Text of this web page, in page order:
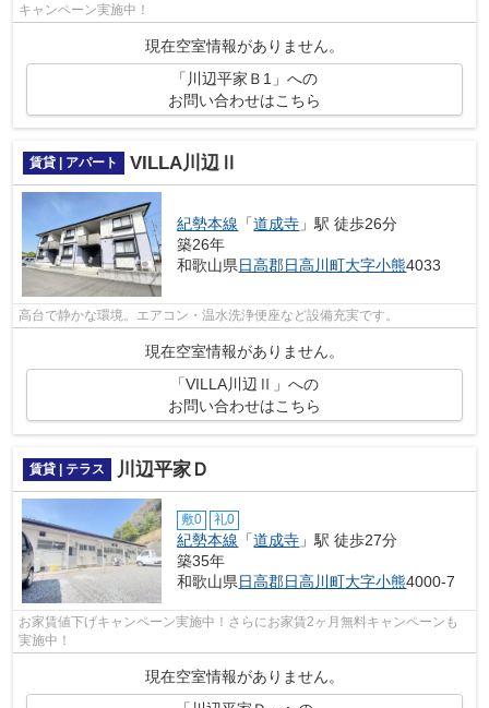
キャンペーン実施中！
現在空室情報がありません。
「川辺平家Ｂ1」への
お問い合わせはこちら
賃貸 | アパート VILLA川辺Ⅱ
紀勢本線 「道成寺 」駅 徒歩26分
築26年
和歌山県日高郡日高川町大字小熊4033
高台で静かな環境。エアコン・温水洗浄便座など設備充実です。
現在空室情報がありません。
「VILLA川辺Ⅱ」への
お問い合わせはこちら
賃貸 | テラス 川辺平家Ｄ
敷0 礼0
紀勢本線 「道成寺 」駅 徒歩27分
築35年
和歌山県日高郡日高川町大字小熊4000-7
お家賃値下げキャンペーン実施中！さらにお家賃2ヶ月無料キャンペーンも
実施中！
現在空室情報がありません。